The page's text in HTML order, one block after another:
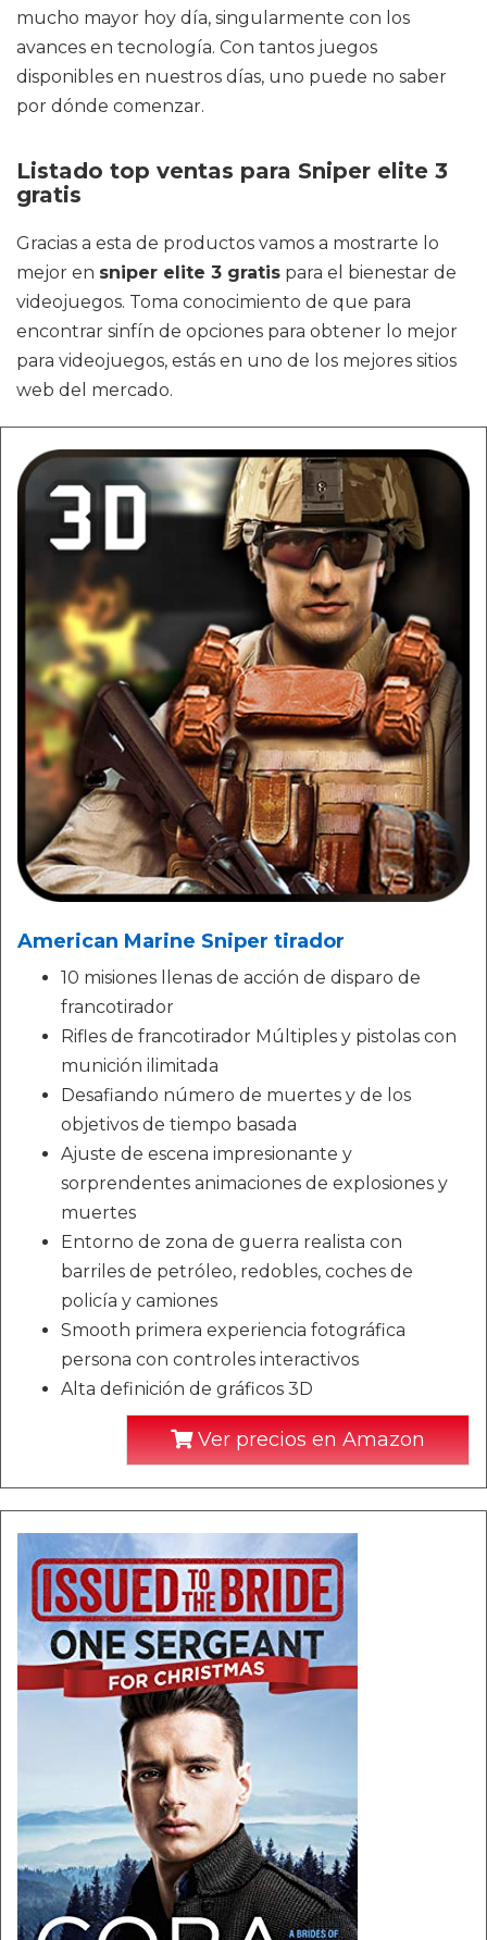
mucho mayor hoy día, singularmente con los
avances en tecnología. Con tantos juegos
disponibles en nuestros días, uno puede no saber
por dónde comenzar.
Listado top ventas para Sniper elite 3
gratis
Gracias a esta de productos vamos a mostrarte lo
mejor en sniper elite 3 gratis para el bienestar de
videojuegos. Toma conocimiento de que para
encontrar sinfín de opciones para obtener lo mejor
para videojuegos, estás en uno de los mejores sitios
web del mercado.
American Marine Sniper tirador
10 misiones llenas de acción de disparo de
francotirador
Rifles de francotirador Múltiples y pistolas con
munición ilimitada
Desafiando número de muertes y de los
objetivos de tiempo basada
Ajuste de escena impresionante y
sorprendentes animaciones de explosiones y
muertes
Entorno de zona de guerra realista con
barriles de petróleo, redobles, coches de
policía y camiones
Smooth primera experiencia fotográfica
persona con controles interactivos
Alta definición de gráficos 3D
Ver precios en Amazon